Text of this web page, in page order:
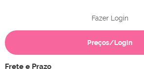
Fazer Login
Preços/Login
Frete e Prazo